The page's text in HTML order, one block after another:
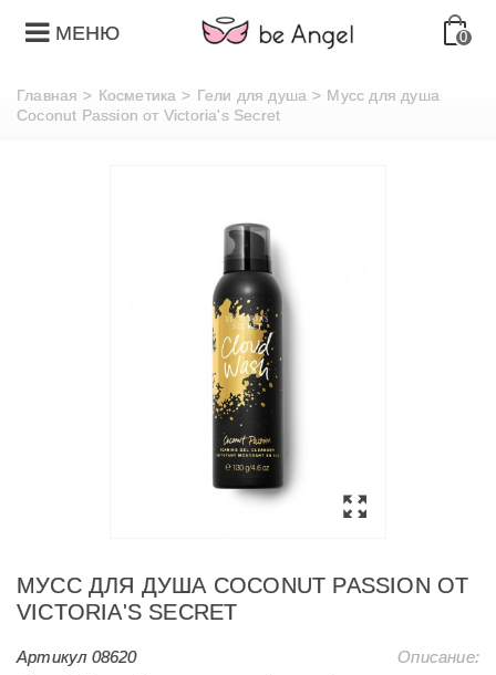
МЕНЮ 0
Главная > Косметика > Гели для душа > Мусс для душа
Coconut Passion от Victoria's Secret
МУСС ДЛЯ ДУША COCONUT PASSION ОТ
VICTORIA'S SECRET
Артикул 08620
Описание: